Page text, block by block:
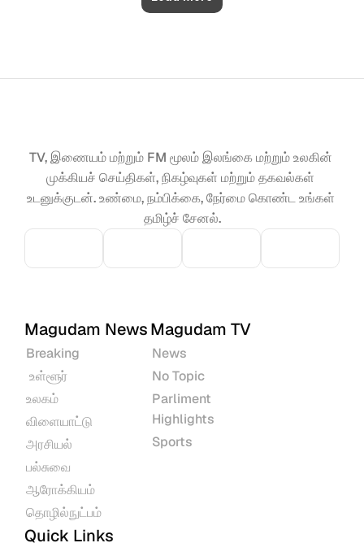
TV, இணையம் மற்றும் FM மூலம் இலங்கை மற்றும் உலகின்
முக்கியச் செய்திகள், நிகழ்வுகள் மற்றும் தகவல்கள்
உடனுக்குடன். உண்மை, நம்பிக்கை, நேர்மை கொண்ட உங்கள்
தமிழ்ச் சேனல்.
Magudam News
Breaking
உள்ளூர்
உலகம்
விளையாட்டு
அரசியல்
பல்சுவை
ஆரோக்கியம்
தொழில்நுட்பம்
Magudam TV
News
No Topic
Parliment
Highlights
Sports
Quick Links